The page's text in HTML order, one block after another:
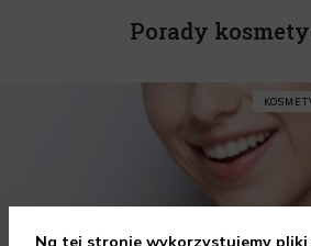
Porady
Na tej stronie wykorzystujemy pliki